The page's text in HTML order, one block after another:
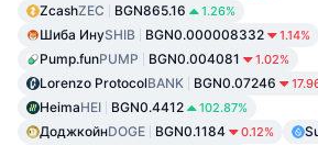
ZcashZEC BGN865.16 1.26%
Шиба ИнуSHIB BGN0.000008332 1.14%
Pump.funPUMP BGN0.004081 1.02%
Lorenzo ProtocolBANK BGN0.07246
HeimaHEI BGN0.4412 102.87%
ДоджкойнDOGE BGN0.1184 0.12%